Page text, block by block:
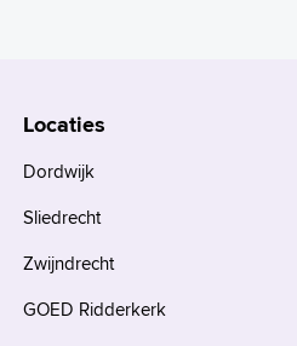
Locaties
Dordwijk
Sliedrecht
Zwijndrecht
GOED Ridderkerk